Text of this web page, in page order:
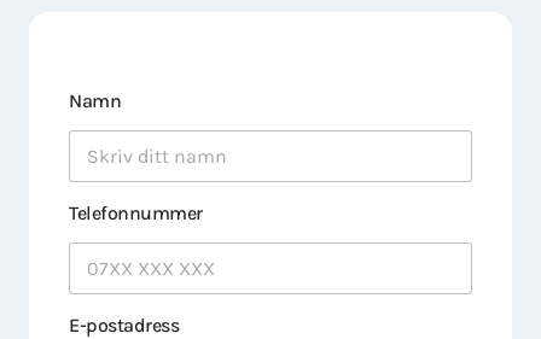
Namn
Telefonnummer
E-postadress